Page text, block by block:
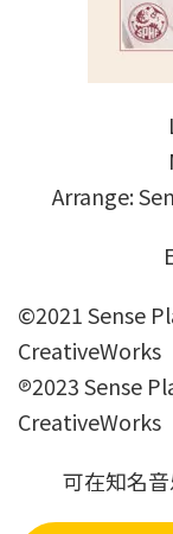
Arrange:
©2021 Sense
CreativeWorks
℗2023 Sense
CreativeWorks
可在知名